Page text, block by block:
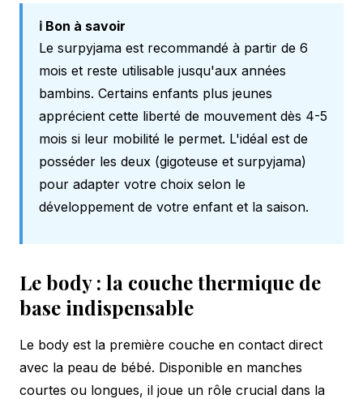
ℹ️ Bon à savoir
Le surpyjama est recommandé à partir de 6
mois et reste utilisable jusqu'aux années
bambins. Certains enfants plus jeunes
apprécient cette liberté de mouvement dès 4-5
mois si leur mobilité le permet. L'idéal est de
posséder les deux (gigoteuse et surpyjama)
pour adapter votre choix selon le
développement de votre enfant et la saison.
Le body : la couche thermique de
base indispensable
Le body est la première couche en contact direct
avec la peau de bébé. Disponible en manches
courtes ou longues, il joue un rôle crucial dans la